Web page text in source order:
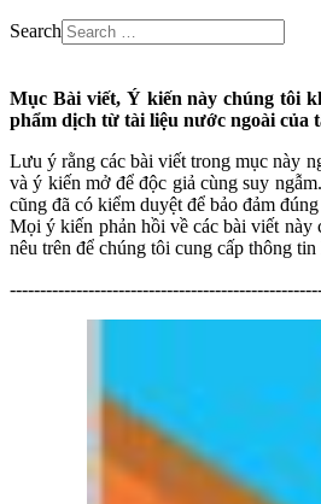
Search
Mục Bài viết, Ý kiến này chúng tôi
phẩm dịch từ tài liệu nước ngoài của
Lưu ý rằng các bài viết trong mục này
và ý kiến mở để độc giả cùng suy
cũng đã có kiểm duyệt để bảo đảm
Mọi ý kiến phản hồi về các bài viết
nêu trên để chúng tôi cung cấp thông tin